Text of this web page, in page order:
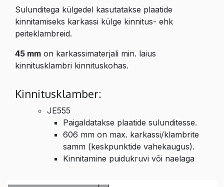
Sulunditega külgedel kasutatakse plaatide
kinnitamiseks karkassi külge kinnitus- ehk
peiteklambreid.
45 mm on karkassimaterjali min. laius
kinnitusklambri kinnituskohas.
Kinnitusklamber:
JE555
Paigaldatakse plaatide sulunditesse.
606 mm on max. karkassi/klambrite
samm (keskpunktide vahekaugus).
Kinnitamine puidukruvi või naelaga